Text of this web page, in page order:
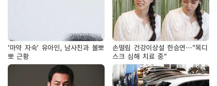
'마약 자숙' 유아인, 남사친과 볼뽀
뽀 근황
손떨림 건강이상설 한승연…"목디
스크 심해 치료 중"